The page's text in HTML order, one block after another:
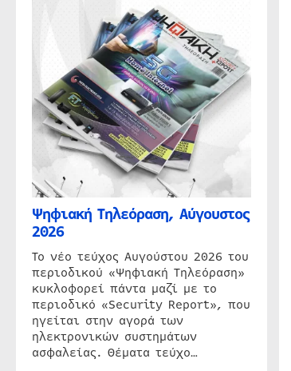
Ψηφιακή Τηλεόραση, Αύγουστος
2026
Το νέο τεύχος Αυγούστου 2026 του
περιοδικού «Ψηφιακή Τηλεόραση»
κυκλοφορεί πάντα μαζί με το
περιοδικό «Security Report», που
ηγείται στην αγορά των
ηλεκτρονικών συστημάτων
ασφαλείας. Θέματα τεύχο…